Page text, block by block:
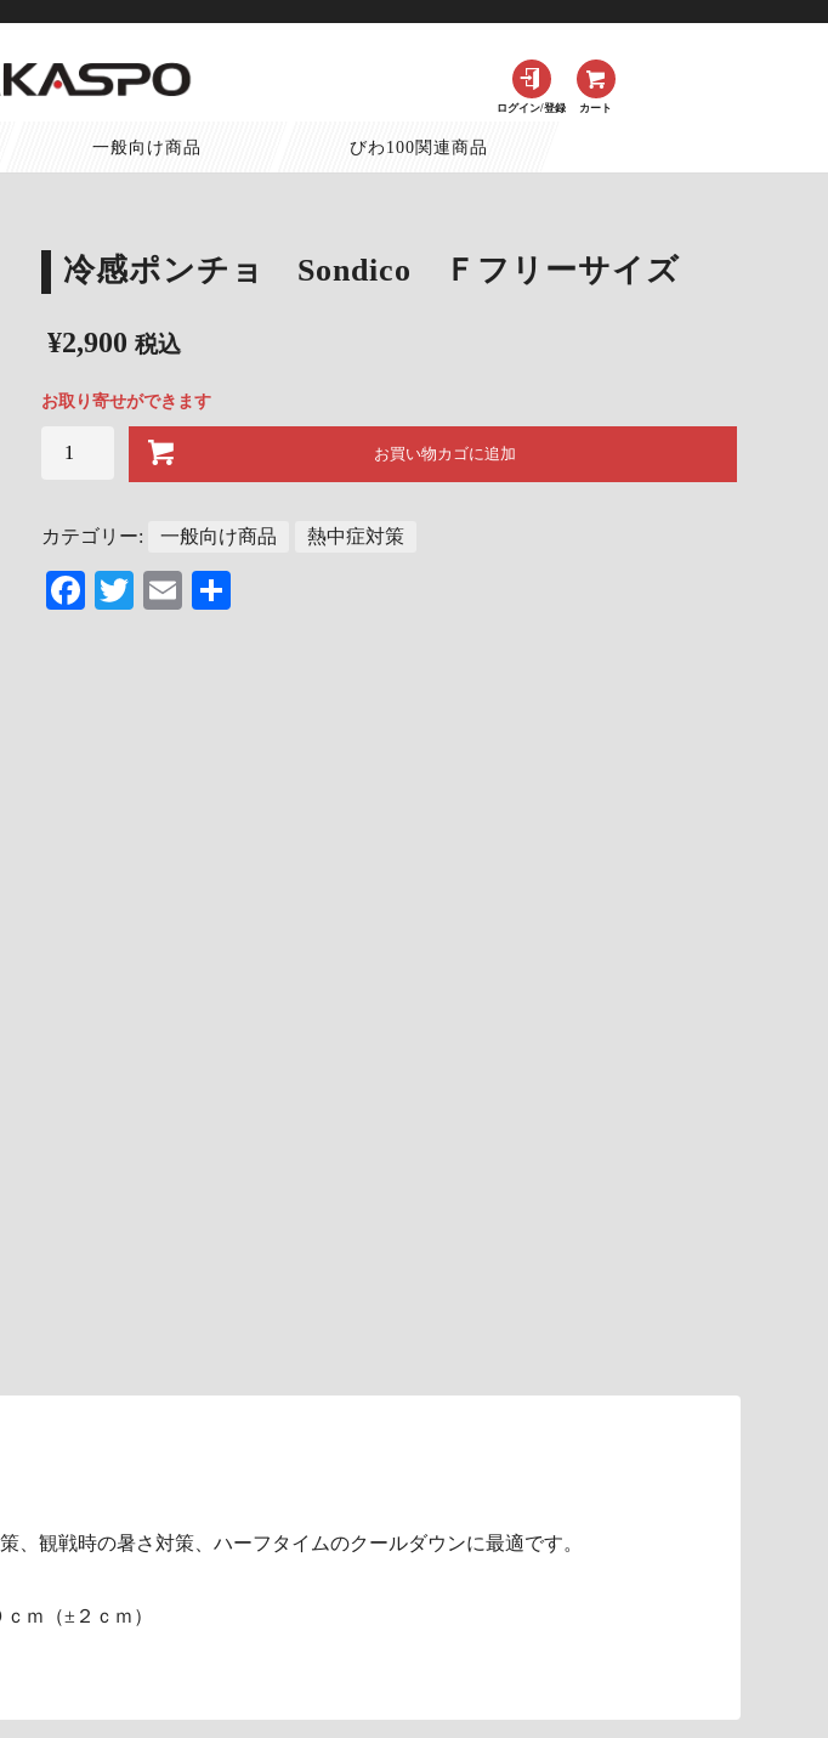
一般向け商品 びわ100関連商品
ログイン/登録 カート
冷感ポンチョ Sondico Ｆフリーサイズ
¥2,900 税込
お取り寄せができます
ン
ョ
Sondico
お買い物カゴに追加
カテゴリー: 一般向け商品 熱中症対策
Facebook
TwitterEmail
観戦時の暑さ対策、ハーフタイムのクールダウンに最適です。
ｍ（±２ｃｍ）